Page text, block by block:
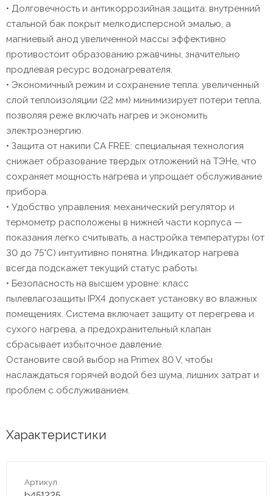
• Долговечность и антикоррозийная защита: внутренний
стальной бак покрыт мелкодисперсной эмалью, а
магниевый анод увеличенной массы эффективно
противостоит образованию ржавчины, значительно
продлевая ресурс водонагревателя.
• Экономичный режим и сохранение тепла: увеличенный
слой теплоизоляции (22 мм) минимизирует потери тепла,
позволяя реже включать нагрев и экономить
электроэнергию.
• Защита от накипи CA FREE: специальная технология
снижает образование твердых отложений на ТЭНе, что
сохраняет мощность нагрева и упрощает обслуживание
прибора.
• Удобство управления: механический регулятор и
термометр расположены в нижней части корпуса —
показания легко считывать, а настройка температуры (от
30 до 75°С) интуитивно понятна. Индикатор нагрева
всегда подскажет текущий статус работы.
• Безопасность на высшем уровне: класс
пылевлагозащиты IPX4 допускает установку во влажных
помещениях. Система включает защиту от перегрева и
сухого нагрева, а предохранительный клапан
сбрасывает избыточное давление.
Остановите свой выбор на Primex 80 V, чтобы
наслаждаться горячей водой без шума, лишних затрат и
проблем с обслуживанием.
Характеристики
Артикул